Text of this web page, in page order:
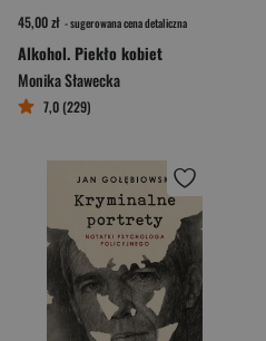
45,00 zł - sugerowana cena detaliczna
Alkohol. Piekło kobiet
Monika Sławecka
7,0 (229)